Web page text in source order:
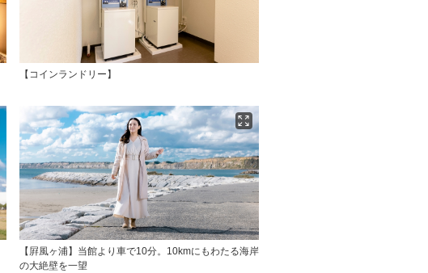
【コインランドリー】
【屛風ヶ浦】当館より車で10分。10kmにもわたる海岸
の大絶壁を一望